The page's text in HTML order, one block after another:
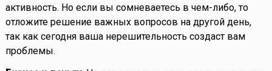
активность. Но если вы сомневаетесь в чем-либо, то
отложите решение важных вопросов на другой день,
так как сегодня ваша нерешительность создаст вам
проблемы.